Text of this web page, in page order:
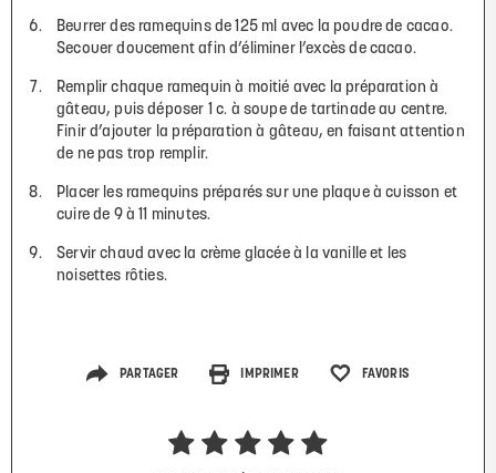
Beurrer des ramequins de 125 ml avec la poudre de cacao.
Secouer doucement afin d’éliminer l’excès de cacao.
Remplir chaque ramequin à moitié avec la préparation à
gâteau, puis déposer 1 c. à soupe de tartinade au centre.
Finir d’ajouter la préparation à gâteau, en faisant attention
de ne pas trop remplir.
Placer les ramequins préparés sur une plaque à cuisson et
cuire de 9 à 11 minutes.
Servir chaud avec la crème glacée à la vanille et les
noisettes rôties.
PARTAGER IMPRIMER FAVORIS